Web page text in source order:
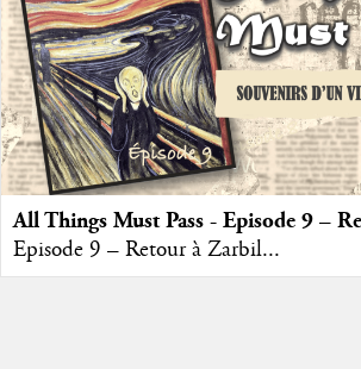
All Things Must Pass - Episode 9 –
Episode 9 – Retour à Zarbil...